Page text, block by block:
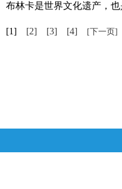
布林卡是世界文化遗产，
[1] [2] [3] [4] [下一页]